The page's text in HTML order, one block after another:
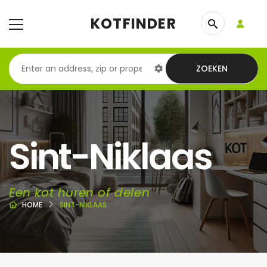
KOTFINDER
ZOEKEN
Sint-Niklaas
Een kot huren of delen
HOME SINT-NIKLAAS